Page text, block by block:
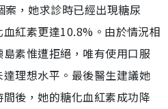
，她求診時已經出現糖尿
紅素更達10.8%。由於情況相
素惟遭拒絕，唯有使用口服
理想水平。最後醫生建議她
後，她的糖化血紅素成功降